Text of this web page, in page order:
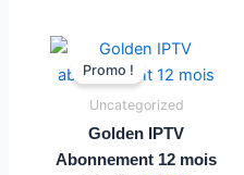
Promo !
Uncategorized
Golden IPTV
Abonnement 12 mois
Le
initial
était :
Le
actuel